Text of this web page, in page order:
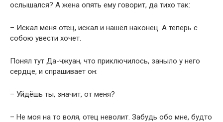
ослышался? А жена опять ему говорит, да тихо так:
– Искал меня отец, искал и нашёл наконец. А теперь с
собою увести хочет.
Понял тут Да-чжуан, что приключилось, заныло у него
сердце, и спрашивает он:
– Уйдёшь ты, значит, от меня?
– Не моя на то воля, отец неволит. Забудь обо мне, будто